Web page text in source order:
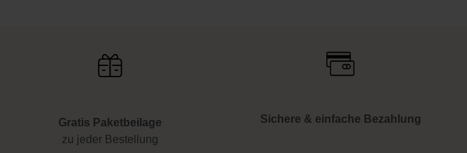
Gratis Paketbeilage
zu jeder Bestellung
Sichere & einfache Bezahlung